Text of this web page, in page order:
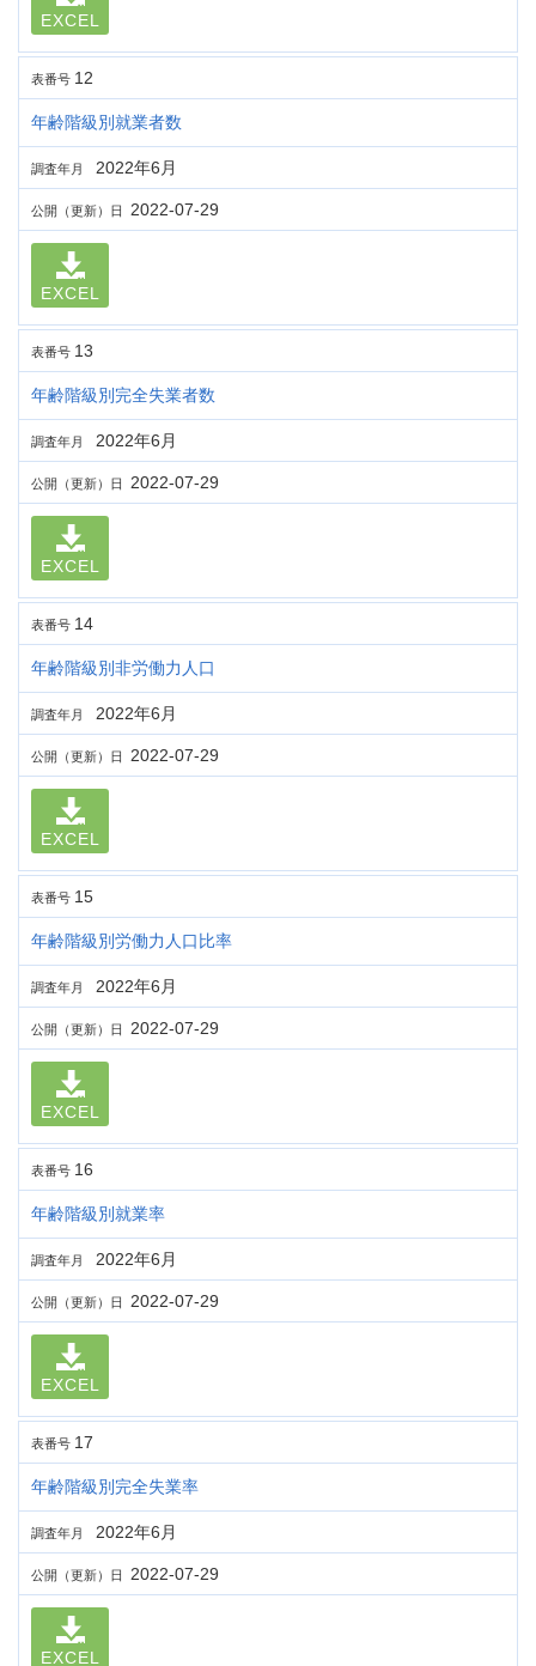
EXCEL
表番号 12
年齢階級別就業者数
調査年月 2022年6月
公開（更新）日 2022-07-29
EXCEL
表番号 13
年齢階級別完全失業者数
調査年月 2022年6月
公開（更新）日 2022-07-29
EXCEL
表番号 14
年齢階級別非労働力人口
調査年月 2022年6月
公開（更新）日 2022-07-29
EXCEL
表番号 15
年齢階級別労働力人口比率
調査年月 2022年6月
公開（更新）日 2022-07-29
EXCEL
表番号 16
年齢階級別就業率
調査年月 2022年6月
公開（更新）日 2022-07-29
EXCEL
表番号 17
年齢階級別完全失業率
調査年月 2022年6月
公開（更新）日 2022-07-29
EXCEL